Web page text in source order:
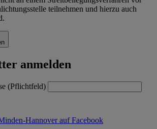
teilnehmen und hierzu auch
anmelden
(Pflichtfeld)
Hannover auf Facebook